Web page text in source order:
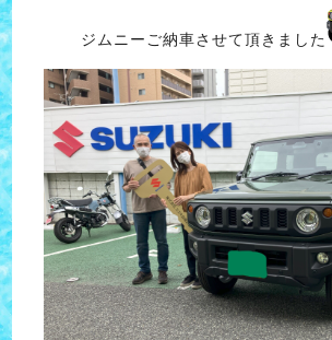
ジムニーご納車させて頂きました